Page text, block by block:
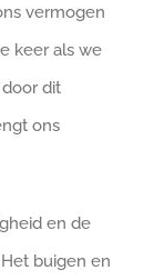
vermogen
keer als we
dit
ons
en de
buigen en